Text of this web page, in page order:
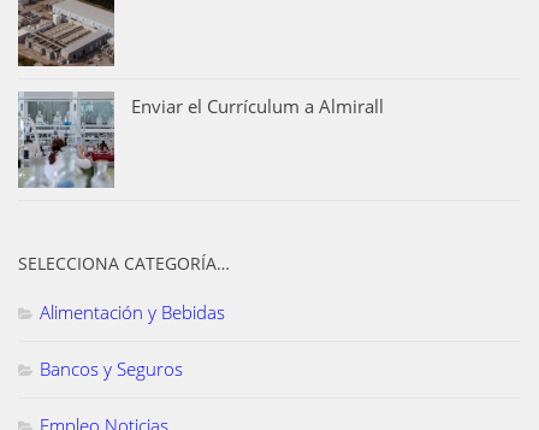
Enviar el Currículum a Almirall
SELECCIONA CATEGORÍA…
Alimentación y Bebidas
Bancos y Seguros
Empleo Noticias